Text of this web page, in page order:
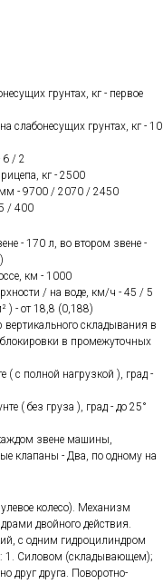
грунтах, кг - первое
слабонесущих грунтах, кг - 10
6 / 2
кг - 2500
- 9700 / 2070 / 2450
/ 400
- 170 л, во втором звене -
км - 1000
/ на воде, км/ч - 45 / 5
) - от 18,8 (0,188)
складывания в
в промежуточных
( с полной нагрузкой ), град -
( без груза ), град - до 25°
звене машины,
клапаны - Два, по одному на
колесо). Механизм
двойного действия.
с одним гидроцилиндром
1. Силовом (складывающем);
друг друга. Поворотно-